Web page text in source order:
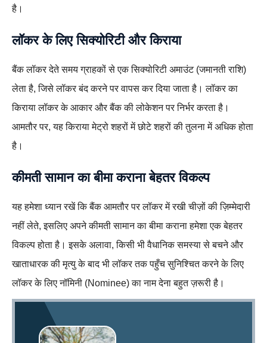
है।
लॉकर के लिए सिक्योरिटी और किराया
बैंक लॉकर देते समय ग्राहकों से एक सिक्योरिटी अमाउंट (जमानती राशि)
लेता है, जिसे लॉकर बंद करने पर वापस कर दिया जाता है। लॉकर का
किराया लॉकर के आकार और बैंक की लोकेशन पर निर्भर करता है।
आमतौर पर, यह किराया मेट्रो शहरों में छोटे शहरों की तुलना में अधिक होता
है।
कीमती सामान का बीमाकराना बेहतर विकल्प
यह हमेशा ध्यान रखें कि बैंक आमतौर पर लॉकर में रखी चीज़ों की ज़िम्मेदारी
नहीं लेते, इसलिए अपने कीमती सामान का बीमा कराना हमेशा एक बेहतर
विकल्प होता है। इसके अलावा, किसी भी वैधानिक समस्या से बचने और
खाताधारक की मृत्यु के बाद भी लॉकर तक पहुँच सुनिश्चित करने के लिए
लॉकर के लिए नॉमिनी (Nominee) का नाम देना बहुत ज़रूरी है।